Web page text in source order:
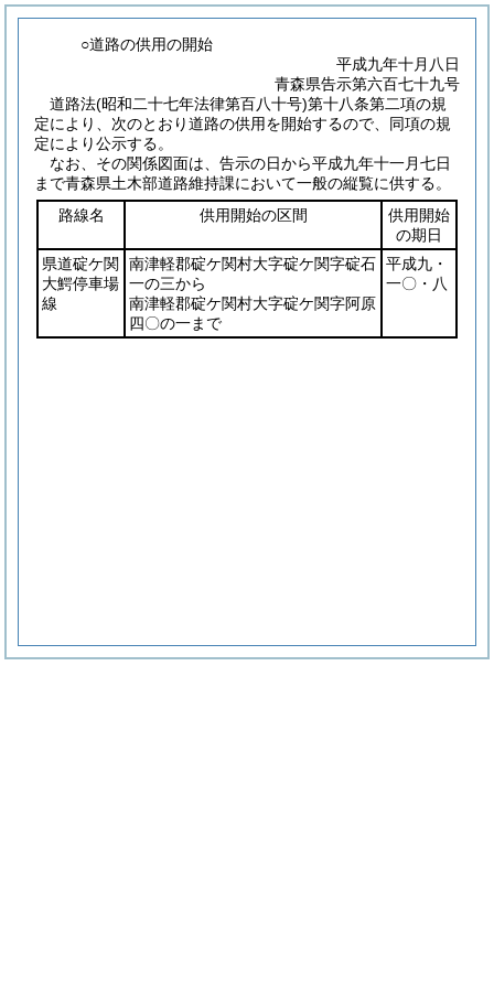
○道路の供用の開始
平成九年十月八日
青森県告示第六百七十九号
道路法(昭和二十七年法律第百八十号)第十八条第二項の規
定により、次のとおり道路の供用を開始するので、同項の規
定により公示する。
なお、その関係図面は、告示の日から平成九年十一月七日
まで青森県土木部道路維持課において一般の縦覧に供する。
路線名
供用開始の区間
供用開始
の期日
県道碇ケ関
大鰐停車場
線
南津軽郡碇ケ関村大字碇ケ関字碇石
一の三から
南津軽郡碇ケ関村大字碇ケ関字阿原
四〇の一まで
平成九・
一〇・八